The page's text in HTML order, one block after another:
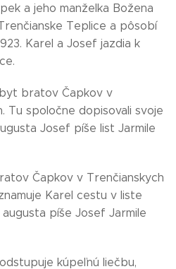
a jeho manželka Božena
Teplice a pôsobí
Karel a Josef jazdia k
bratov Čapkov v
Tu spoločne dopisovali svoje
Josef píše list Jarmile
Čapkov v Trenčianskych
Karel cestu v liste
píše Josef Jarmile
kúpeľnú liečbu,